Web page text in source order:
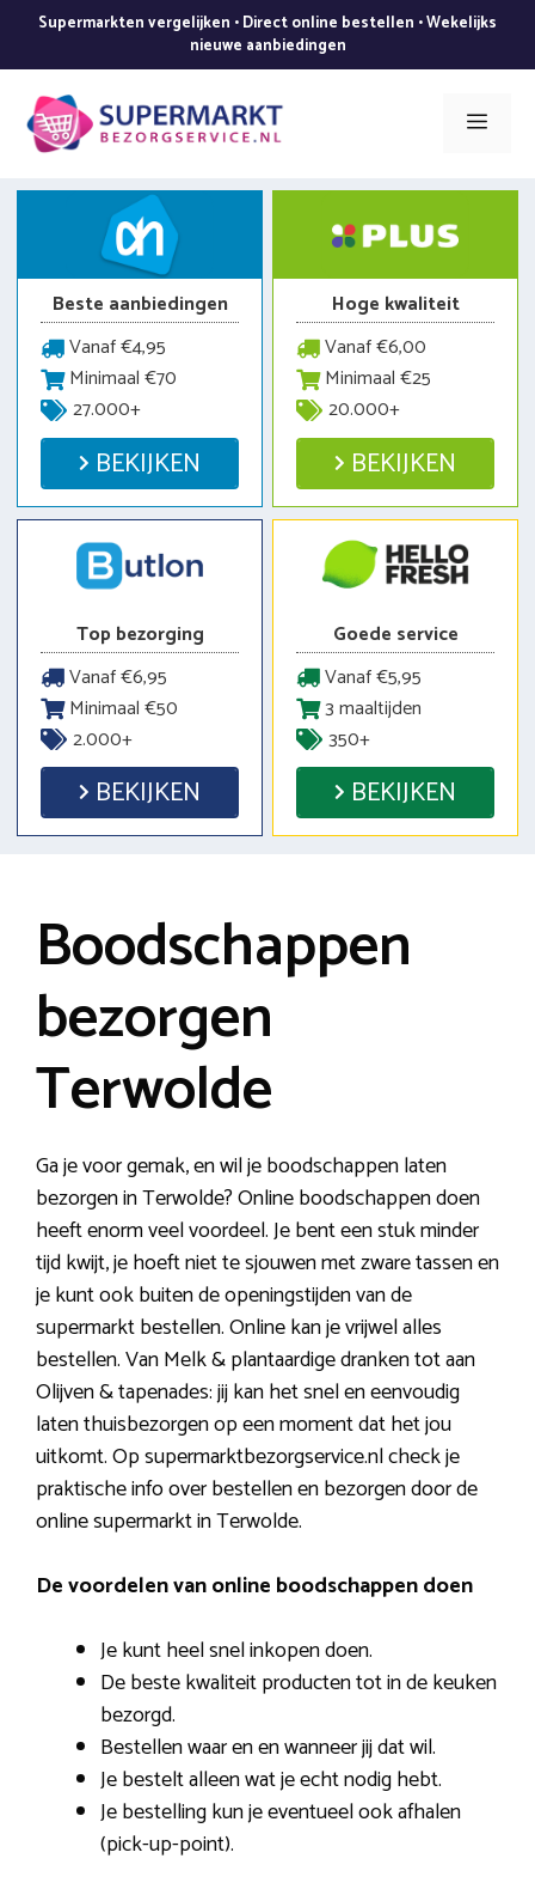
de
inhoud
Supermarkten vergelijken • Direct online bestellen • Wekelijks
nieuwe aanbiedingen
Menu
Beste aanbiedingen
Vanaf €4,95
Minimaal €70
27.000+
BEKIJKEN
Hoge kwaliteit
Vanaf €6,00
Minimaal €25
20.000+
BEKIJKEN
Top bezorging
Vanaf €6,95
Minimaal €50
2.000+
BEKIJKEN
Goede service
Vanaf €5,95
3 maaltijden
350+
BEKIJKEN
Boodschappen
bezorgen
Terwolde
Ga je voor gemak, en wil je boodschappen laten
bezorgen in Terwolde? Online boodschappen doen
heeft enorm veel voordeel. Je bent een stuk minder
tijd kwijt, je hoeft niet te sjouwen met zware tassen en
je kunt ook buiten de openingstijden van de
supermarkt bestellen. Online kan je vrijwel alles
bestellen. Van Melk & plantaardige dranken tot aan
Olijven & tapenades: jij kan het snel en eenvoudig
laten thuisbezorgen op een moment dat het jou
uitkomt. Op supermarktbezorgservice.nl check je
praktische info over bestellen en bezorgen door de
online supermarkt in Terwolde.
De voordelen van online boodschappen doen
Je kunt heel snel inkopen doen.
De beste kwaliteit producten tot in de keuken
bezorgd.
Bestellen waar en en wanneer jij dat wil.
Je bestelt alleen wat je echt nodig hebt.
Je bestelling kun je eventueel ook afhalen
(pick-up-point).